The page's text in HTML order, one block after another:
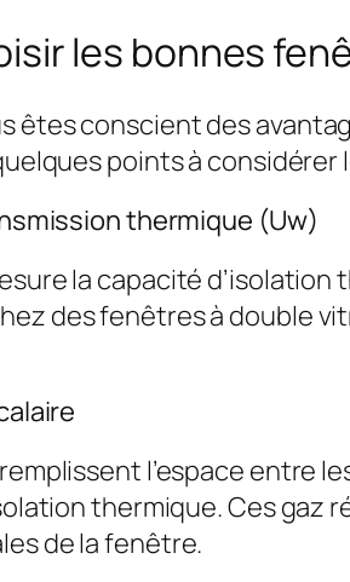
les bonnes
êtes conscient des
points à
thermique (Uw)
la capacité
des fenêtres à double
l’espace entre
thermique. Ces gaz
de la fenêtre.